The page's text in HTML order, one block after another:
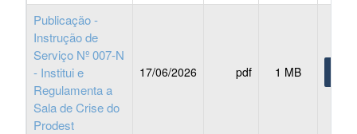
Publicação -
Instrução de
Serviço Nº 007-N
- Institui e
Regulamenta a
Sala de Crise do
Prodest
17/06/2026 pdf 1 MB